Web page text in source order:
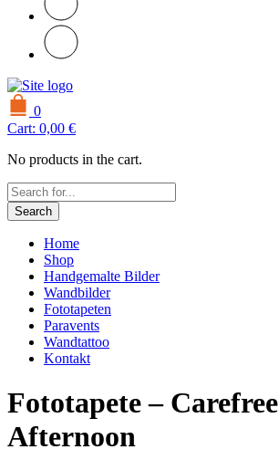
0
Cart: 0,00 €
No products in the cart.
Search
Home
Shop
Handgemalte Bilder
Wandbilder
Fototapeten
Paravents
Wandtattoo
Kontakt
Fototapete – Carefree
Afternoon